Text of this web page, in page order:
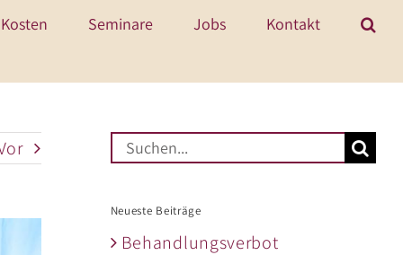
Kosten Seminare Jobs Kontakt
Suche
nach:
Neueste Beiträge
Behandlungsverbot